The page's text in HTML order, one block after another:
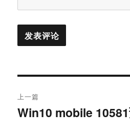
章
上一篇
上
Win10 mobile